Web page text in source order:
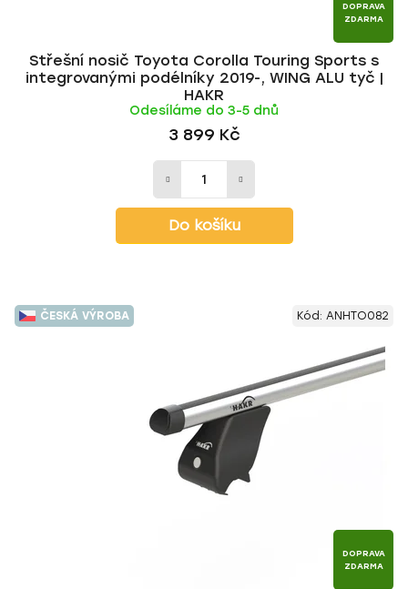
DOPRAVA
ZDARMA
Střešní nosič Toyota Corolla Touring Sports s
integrovanými podélníky 2019-, WING ALU tyč |
HAKR
Odesíláme do 3-5 dnů
3 899 Kč
Do košíku
ČESKÁ VÝROBA
DOPRAVA
ZDARMA
Kód: ANHTO082